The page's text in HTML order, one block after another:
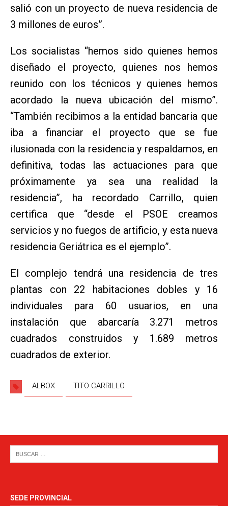
salió con un proyecto de nueva residencia de
3 millones de euros”.
Los socialistas “hemos sido quienes hemos
diseñado el proyecto, quienes nos hemos
reunido con los técnicos y quienes hemos
acordado la nueva ubicación del mismo”.
“También recibimos a la entidad bancaria que
iba a financiar el proyecto que se fue
ilusionada con la residencia y respaldamos, en
definitiva, todas las actuaciones para que
próximamente ya sea una realidad la
residencia”, ha recordado Carrillo, quien
certifica que “desde el PSOE creamos
servicios y no fuegos de artificio, y esta nueva
residencia Geriátrica es el ejemplo”.
El complejo tendrá una residencia de tres
plantas con 22 habitaciones dobles y 16
individuales para 60 usuarios, en una
instalación que abarcaría 3.271 metros
cuadrados construidos y 1.689 metros
cuadrados de exterior.
ALBOX TITO CARRILLO
SEDE PROVINCIAL